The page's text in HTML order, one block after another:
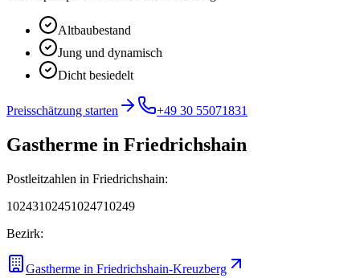
Altbaubestand
Jung und dynamisch
Dicht besiedelt
Preisschätzung starten +49 30 55071831
Gastherme in Friedrichshain
Postleitzahlen in Friedrichshain:
10243102451024710249
Bezirk:
Gastherme in Friedrichshain-Kreuzberg